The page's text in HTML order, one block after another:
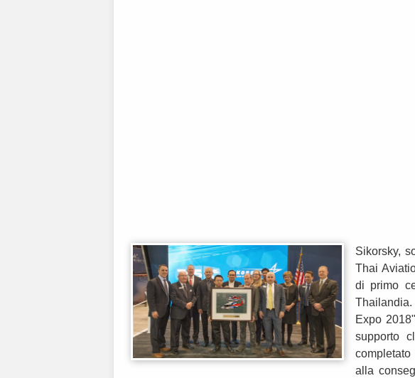
Sikorsky,
Thai
di primo
Expo
supporto
alla